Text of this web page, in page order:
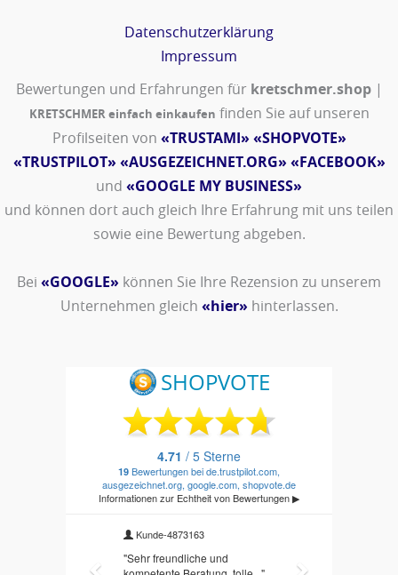
Datenschutzerklärung
Impressum
Bewertungen und Erfahrungen für kretschmer.shop|
KRETSCHMER einfach einkaufen finden Sie auf unseren
Profilseiten von «TRUSTAMI» «SHOPVOTE»
«TRUSTPILOT» «AUSGEZEICHNET.ORG» «FACEBOOK»
und «GOOGLE MY BUSINESS»
und können dort auch gleich Ihre Erfahrung mit uns teilen
sowie eine Bewertung abgeben.
Bei «GOOGLE» können Sie Ihre Rezension zu unserem
Unternehmen gleich «hier» hinterlassen.